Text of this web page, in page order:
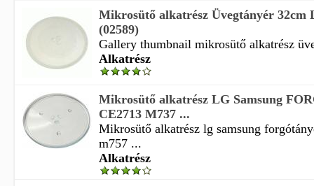
Mikrosütő alkatrész Üvegtányér 32cm
(02589)
Gallery thumbnail mikrosütő alkatrész
Alkatrész
Mikrosütő alkatrész LG Samsung
CE2713 M737 ...
Mikrosütő alkatrész lg samsung
m757 ...
Alkatrész